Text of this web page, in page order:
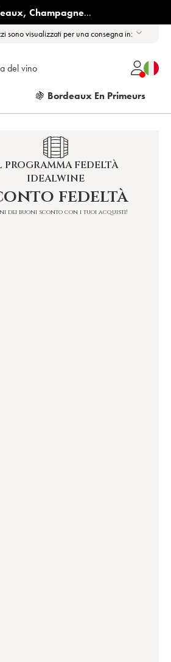
, Champagne...
sono visualizzati per una consegna in:
del vino
🍇 Bordeaux En Primeurs
PROGRAMMA FEDELTÀ
IDEALWINE
fedeltà
dei buoni sconto con i tuoi acquisti!